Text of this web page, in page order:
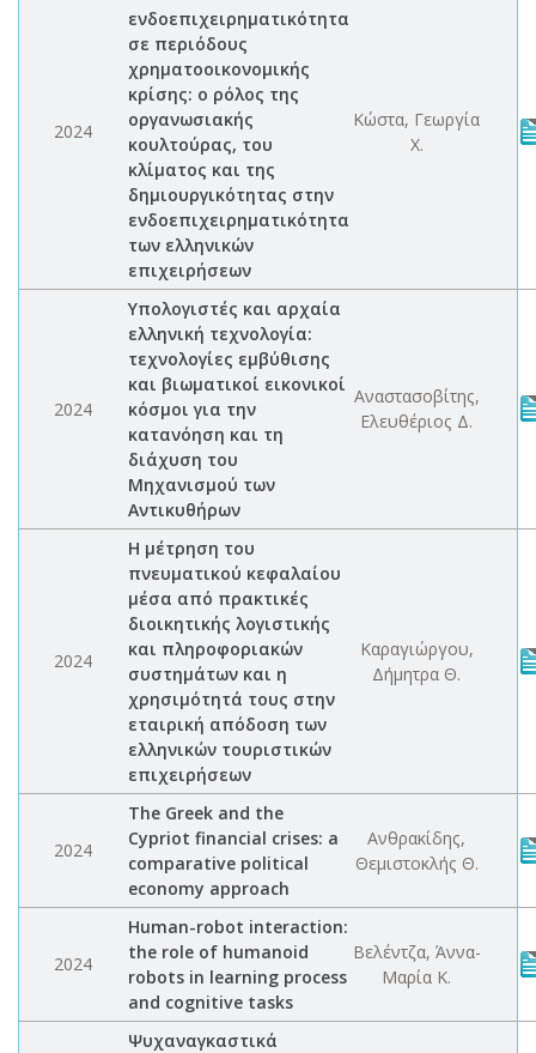
2024
ενδοεπιχειρηματικότητα
σε περιόδους
χρηματοοικονομικής
κρίσης: ο ρόλος της
οργανωσιακής
κουλτούρας, του
κλίματος και της
δημιουργικότητας στην
ενδοεπιχειρηματικότητα
των ελληνικών
επιχειρήσεων
Κώστα, Γεωργία
Χ.
2024
Υπολογιστές και αρχαία
ελληνική τεχνολογία:
τεχνολογίες εμβύθισης
και βιωματικοί εικονικοί
κόσμοι για την
κατανόηση και τη
διάχυση του
Μηχανισμού των
Αντικυθήρων
Αναστασοβίτης,
Ελευθέριος Δ.
2024
Η μέτρηση του
πνευματικού κεφαλαίου
μέσα από πρακτικές
διοικητικής λογιστικής
και πληροφοριακών
συστημάτων και η
χρησιμότητά τους στην
εταιρική απόδοση των
ελληνικών τουριστικών
επιχειρήσεων
Καραγιώργου,
Δήμητρα Θ.
2024
The Greek and the
Cypriot financial crises: a
comparative political
economy approach
Ανθρακίδης,
Θεμιστοκλής Θ.
2024
Human-robot interaction:
the role of humanoid
robots in learning process
and cognitive tasks
Βελέντζα, Άννα-
Μαρία Κ.
Ψυχαναγκαστικά